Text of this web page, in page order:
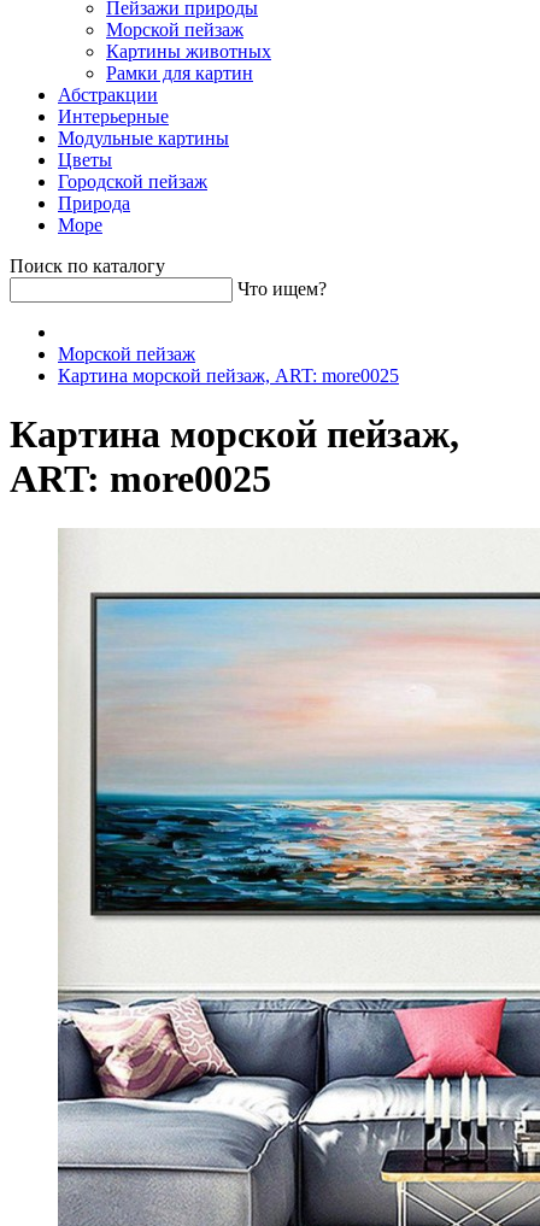
Пейзажи природы
Морской пейзаж
Картины животных
Рамки для картин
Абстракции
Интерьерные
Модульные картины
Цветы
Городской пейзаж
Природа
Море
Поиск по каталогу
Что ищем?
Морской пейзаж
Картина морской пейзаж, ART: more0025
Картина морской пейзаж,
ART: more0025